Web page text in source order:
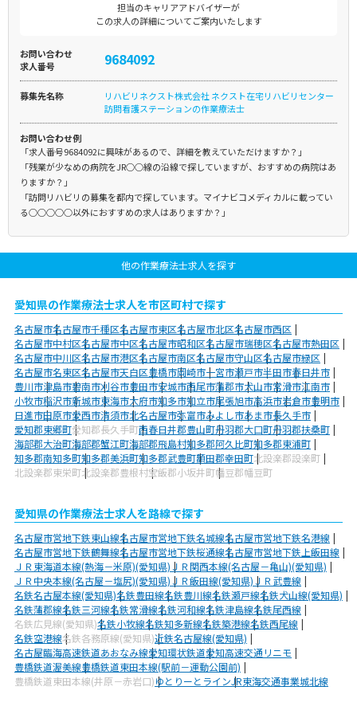
担当のキャリアアドバイザーが
この求人の詳細についてご案内いたします
お問い合わせ
求人番号
9684092
募集先名称
リハビリネクスト株式会社 ネクスト在宅リハビリセンター
訪問看護ステーションの作業療法士
お問い合わせ例
「求人番号9684092に興味があるので、詳細を教えていただけますか？」
「残業が少なめの病院をJR○○線の沿線で探していますが、おすすめの病院はあ
りますか？」
「訪問リハビリの募集を都内で探しています。マイナビコメディカルに載ってい
る○○○○○以外におすすめの求人はありますか？」
他の作業療法士求人を探す
愛知県の作業療法士求人を市区町村で探す
名古屋市名古屋市千種区名古屋市東区名古屋市北区名古屋市西区
名古屋市中村区名古屋市中区名古屋市昭和区名古屋市瑞穂区名古屋市熱田区
名古屋市中川区名古屋市港区名古屋市南区名古屋市守山区名古屋市緑区
名古屋市名東区名古屋市天白区豊橋市岡崎市一宮市瀬戸市半田市春日井市
豊川市津島市碧南市刈谷市豊田市安城市西尾市蒲郡市犬山市常滑市江南市
小牧市稲沢市新城市東海市大府市知多市知立市尾張旭市高浜市岩倉市豊明市
日進市田原市愛西市清須市北名古屋市弥富市みよし市あま市長久手市
愛知郡東郷町愛知郡長久手町西春日井郡豊山町丹羽郡大口町丹羽郡扶桑町
海部郡大治町海部郡蟹江町海部郡飛島村知多郡阿久比町知多郡東浦町
知多郡南知多町知多郡美浜町知多郡武豊町額田郡幸田町北設楽郡設楽町
北設楽郡東栄町北設楽郡豊根村宝飯郡小坂井町幡豆郡幡豆町
愛知県の作業療法士求人を路線で探す
名古屋市営地下鉄東山線名古屋市営地下鉄名城線名古屋市営地下鉄名港線
名古屋市営地下鉄鶴舞線名古屋市営地下鉄桜通線名古屋市営地下鉄上飯田線
ＪＲ東海道本線(熱海－米原)(愛知県)ＪＲ関西本線(名古屋－亀山)(愛知県)
ＪＲ中央本線(名古屋－塩尻)(愛知県)ＪＲ飯田線(愛知県)ＪＲ武豊線
名鉄名古屋本線(愛知県)名鉄豊田線名鉄豊川線名鉄瀬戸線名鉄犬山線(愛知県)
名鉄蒲郡線名鉄三河線名鉄常滑線名鉄河和線名鉄津島線名鉄尾西線
名鉄広見線(愛知県)名鉄小牧線名鉄知多新線名鉄築港線名鉄西尾線
名鉄空港線名鉄各務原線(愛知県)近鉄名古屋線(愛知県)
名古屋臨海高速鉄道あおなみ線愛知環状鉄道愛知高速交通リニモ
豊橋鉄道渥美線豊橋鉄道東田本線(駅前－運動公園前)
豊橋鉄道東田本線(井原－赤岩口)ゆとりーとラインJR東海交通事業城北線